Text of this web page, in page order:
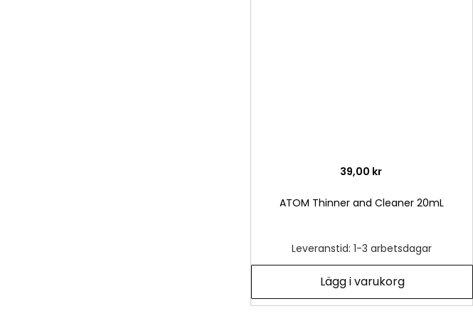
39,00 kr
ATOM Thinner and Cleaner 20mL
Leveranstid: 1-3 arbetsdagar
Lägg i varukorg